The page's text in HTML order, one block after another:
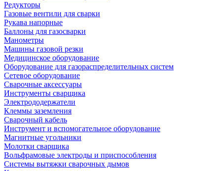
Редукторы
Газовые вентили для сварки
Рукава напорные
Баллоны для газосварки
Манометры
Машины газовой резки
Медицинское оборудование
Оборудование для газораспределительных систем
Сетевое оборудование
Сварочные аксессуары
Инструменты сварщика
Электрододержатели
Клеммы заземления
Сварочный кабель
Инструмент и вспомогательное оборудование
Магнитные угольники
Молотки сварщика
Вольфрамовые электроды и приспособления
Системы вытяжки сварочных дымов